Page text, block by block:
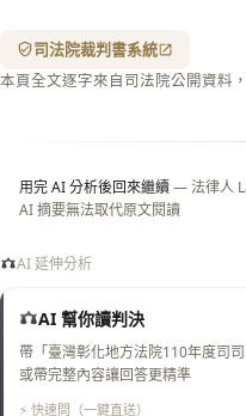
司法院裁判書系統
本頁全文逐字來自司法院公開資料
用完 AI 分析後回來繼續— 法律人
AI 摘要無法取代原文閱讀
AI 延伸分析
AI 幫你讀判決
帶「臺灣彰化地方法院110年度司
或帶完整內容讓回答更精準
⚡ 快速問（一鍵直送）